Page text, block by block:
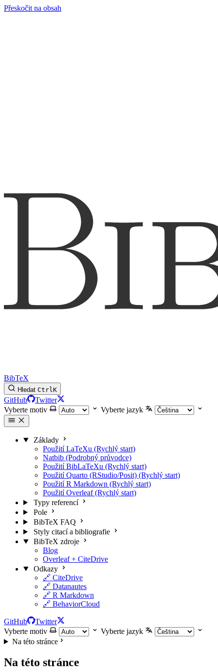
Přeskočit na obsah
BibTeX
Hledat CtrlK
GitHub
Twitter
Vyberte motiv
Vyberte jazyk
Základy
Použití LaTeXu (Rychlý start)
Natbib (Podrobný průvodce)
Použití BibLaTeXu (Rychlý start)
Použití Quarto (RStudio/Posit) (Rychlý start)
Použití R Markdown (Rychlý start)
Použití Overleaf (Rychlý start)
Typy referencí
Pole
BibTeX FAQ
Styly citací a bibliografie
BibTeX zdroje
Blog
Overleaf + CiteDrive
Odkazy
🔗 CiteDrive
🔗 Datanautes
🔗 R Markdown
🔗 BehaviorCloud
GitHub
Twitter
Vyberte motiv
Vyberte jazyk
Na této stránce
Na této stránce